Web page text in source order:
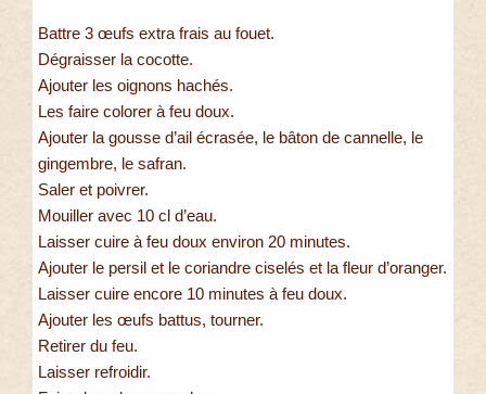
Battre 3 œufs extra frais au fouet.
Dégraisser la cocotte.
Ajouter les oignons hachés.
Les faire colorer à feu doux.
Ajouter la gousse d’ail écrasée, le bâton de cannelle, le
gingembre, le safran.
Saler et poivrer.
Mouiller avec 10 cl d’eau.
Laisser cuire à feu doux environ 20 minutes.
Ajouter le persil et le coriandre ciselés et la fleur d’oranger.
Laisser cuire encore 10 minutes à feu doux.
Ajouter les œufs battus, tourner.
Retirer du feu.
Laisser refroidir.